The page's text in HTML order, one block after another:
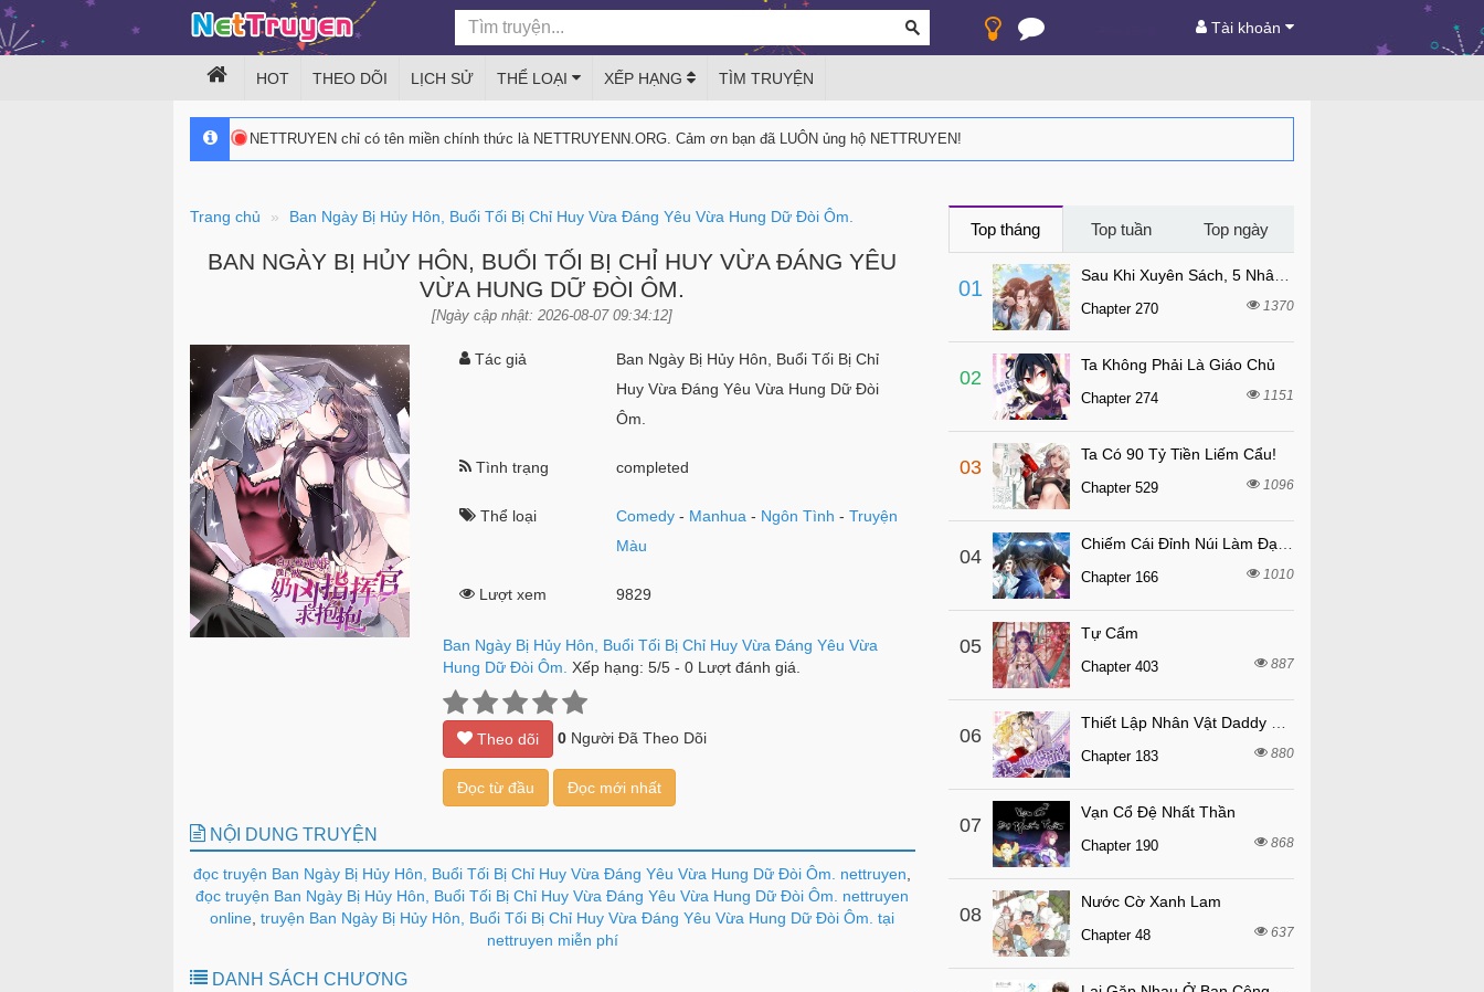
Tài khoản
HOT THEO DÕI LỊCH SỬ THỂ LOẠI XẾP HẠNG TÌM TRUYỆN
NETTRUYEN chỉ có tên miền chính thức là NETTRUYENN.ORG. Cảm ơn bạn đã LUÔN ủng hộ NETTRUYEN!
Trang chủ Ban Ngày Bị Hủy Hôn, Buổi Tối Bị Chỉ Huy Vừa Đáng Yêu Vừa Hung Dữ Đòi Ôm.
BAN NGÀY BỊ HỦY HÔN, BUỔI TỐI BỊ CHỈ HUY VỪA ĐÁNG YÊU
VỪA HUNG DỮ ĐÒI ÔM.
[Ngày cập nhật: 2026-08-07 09:34:12]
Tác giả
Ban Ngày Bị Hủy Hôn, Buổi Tối Bị Chỉ
Huy Vừa Đáng Yêu Vừa Hung Dữ Đòi
Ôm.
Tình trạng completed
Thể loại Comedy - Manhua - Ngôn Tình -Truyện
Màu
Lượt xem 9829
Ban Ngày Bị Hủy Hôn, Buổi Tối Bị Chỉ Huy Vừa Đáng Yêu Vừa
Hung Dữ Đòi Ôm. Xếp hạng: 5/5- 0Lượt đánh giá.
Theo dõi 0Người Đã Theo Dõi
Đọc từ đầu Đọc mới nhất
NỘI DUNG TRUYỆN
đọc truyện Ban Ngày Bị Hủy Hôn, Buổi Tối Bị Chỉ Huy Vừa Đáng Yêu Vừa Hung Dữ Đòi Ôm. nettruyen
đọc truyện Ban Ngày Bị Hủy Hôn, Buổi Tối Bị Chỉ Huy Vừa Đáng Yêu Vừa Hung Dữ Đòi Ôm. nettruyen
online truyện Ban Ngày Bị Hủy Hôn, Buổi Tối Bị Chỉ Huy Vừa Đáng Yêu Vừa Hung Dữ Đòi Ôm. tại
nettruyen miễn phí
DANH SÁCH CHƯƠNG
Top tháng Top tuần Top ngày
01
Chapter 270 1370
02
Ta Không Phải Là Giáo Chủ
Chapter 274 1151
03
Ta Có 90 Tỷ Tiền Liếm Cẩu!
Chapter 529 1096
04
Chapter 166 1010
05
Tự Cẩm
Chapter 403 887
06
Chapter 183 880
07
Vạn Cổ Đệ Nhất Thần
Chapter 190 868
08
Nước Cờ Xanh Lam
Chapter 48 637